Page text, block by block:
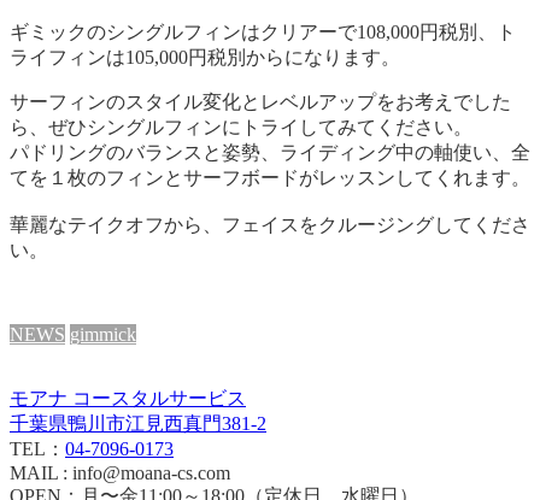
ギミックのシングルフィンはクリアーで108,000円税別、ト
ライフィンは105,000円税別からになります。
サーフィンのスタイル変化とレベルアップをお考えでした
ら、ぜひシングルフィンにトライしてみてください。
パドリングのバランスと姿勢、ライディング中の軸使い、全
てを１枚のフィンとサーフボードがレッスンしてくれます。
華麗なテイクオフから、フェイスをクルージングしてくださ
い。
NEWS gimmick
モアナ コースタルサービス
千葉県鴨川市江見西真門381-2
TEL： 04-7096-0173
MAIL : info@moana-cs.com
OPEN：月〜金11:00～18:00（定休日 水曜日）